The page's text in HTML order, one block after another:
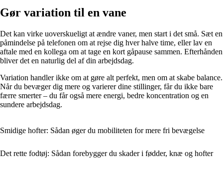
Gør variation til en vane
Det kan virke uoverskueligt at ændre vaner, men start i det små. Sæt en
påmindelse på telefonen om at rejse dig hver halve time, eller lav en
aftale med en kollega om at tage en kort gåpause sammen. Efterhånden
bliver det en naturlig del af din arbejdsdag.
Variation handler ikke om at gøre alt perfekt, men om at skabe balance.
Når du bevæger dig mere og varierer dine stillinger, får du ikke bare
færre smerter – du får også mere energi, bedre koncentration og en
sundere arbejdsdag.
Smidige hofter: Sådan øger du mobiliteten for mere fri bevægelse
Det rette fodtøj: Sådan forebygger du skader i fødder, knæ og hofter